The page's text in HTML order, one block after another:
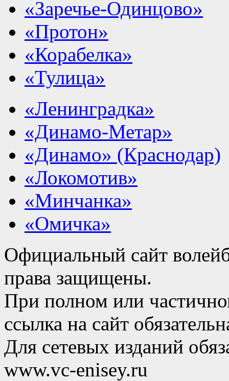
«Заречье-Одинцово»
«Протон»
«Корабелка»
«Тулица»
«Ленинградка»
«Динамо-Метар»
«Динамо» (Краснодар)
«Локомотив»
«Минчанка»
«Омичка»
Официальный сайт
права защищены.
При полном или
ссылка на сайт
Для сетевых изданий
www.vc-enisey.ru